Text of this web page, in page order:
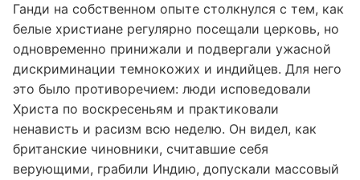
Ганди на собственном опыте столкнулся с тем, как
белые христиане регулярно посещали церковь, но
одновременно принижали и подвергали ужасной
дискриминации темнокожих и индийцев. Для него
это было противоречием: люди исповедовали
Христа по воскресеньям и практиковали
ненависть и расизм всю неделю. Он видел, как
британские чиновники, считавшие себя
верующими, грабили Индию, допускали массовый